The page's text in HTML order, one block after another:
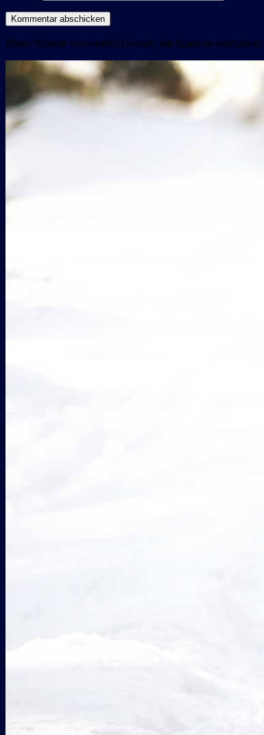
Diese Website verwendet Akismet, um Spam zu reduzieren.